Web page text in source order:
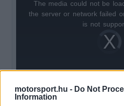
motorsport.hu - Do Not
Information
Video
Player
loading.
window.
The media could not be
the server or network failed
is not